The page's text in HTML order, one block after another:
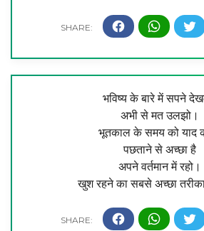
भविष्य के बारे में सपने
अभी से मत उलझो।
भूतकाल के समय को याद
पछताने से अच्छा है
अपने वर्तमान में रहो।
खुश रहने का सबसे अच्छा